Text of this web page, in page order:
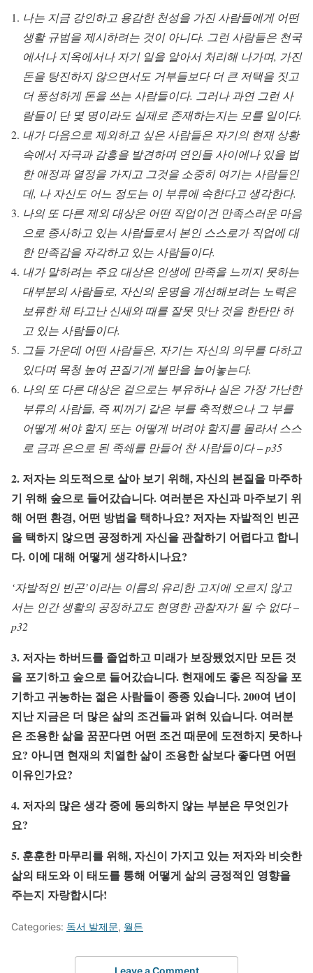
나는 지금 강인하고 용감한 천성을 가진 사람들에게 어떤
생활 규범을 제시하려는 것이 아니다. 그런 사람들은 천국
에서나 지옥에서나 자기 일을 알아서 처리해 나가며, 가진
돈을 탕진하지 않으면서도 거부들보다 더 큰 저택을 짓고
더 풍성하게 돈을 쓰는 사람들이다. 그러나 과연 그런 사
람들이 단 몇 명이라도 실제로 존재하는지는 모를 일이다.
내가 다음으로 제외하고 싶은 사람들은 자기의 현재 상황
속에서 자극과 감흥을 발견하며 연인들 사이에나 있을 법
한 애정과 열정을 가지고 그것을 소중히 여기는 사람들인
데, 나 자신도 어느 정도는 이 부류에 속한다고 생각한다.
나의 또 다른 제외 대상은 어떤 직업이건 만족스러운 마음
으로 종사하고 있는 사람들로서 본인 스스로가 직업에 대
한 만족감을 자각하고 있는 사람들이다.
내가 말하려는 주요 대상은 인생에 만족을 느끼지 못하는
대부분의 사람들로, 자신의 운명을 개선해보려는 노력은
보류한 채 타고난 신세와 때를 잘못 맛난 것을 한탄만 하
고 있는 사람들이다.
그들 가운데 어떤 사람들은, 자기는 자신의 의무를 다하고
있다며 목청 높여 끈질기게 불만을 늘어놓는다.
나의 또 다른 대상은 겉으로는 부유하나 실은 가장 가난한
부류의 사람들, 즉 찌꺼기 같은 부를 축적했으나 그 부를
어떻게 써야 할지 또는 어떻게 버려야 할지를 몰라서 스스
로 금과 은으로 된 족쇄를 만들어 찬 사람들이다 – p35
2. 저자는 의도적으로 살아 보기 위해, 자신의 본질을 마주하
기 위해 숲으로 들어갔습니다. 여러분은 자신과 마주보기 위
해 어떤 환경, 어떤 방법을 택하나요? 저자는 자발적인 빈곤
을 택하지 않으면 공정하게 자신을 관찰하기 어렵다고 합니
다. 이에 대해 어떻게 생각하시나요?
‘자발적인 빈곤’이라는 이름의 유리한 고지에 오르지 않고
서는 인간 생활의 공정하고도 현명한 관찰자가 될 수 없다–
p32
3. 저자는 하버드를 졸업하고 미래가 보장됐었지만 모든 것
을 포기하고 숲으로 들어갔습니다. 현재에도 좋은 직장을 포
기하고 귀농하는 젊은 사람들이 종종 있습니다. 200여 년이
지난 지금은 더 많은 삶의 조건들과 얽혀 있습니다. 여러분
은 조용한 삶을 꿈꾼다면 어떤 조건 때문에 도전하지 못하나
요? 아니면 현재의 치열한 삶이 조용한 삶보다 좋다면 어떤
이유인가요?
4. 저자의 많은생각 중에 동의하지 않는 부분은 무엇인가
요?
5. 훈훈한 마무리를 위해,자신이 가지고 있는 저자와 비슷한
삶의 태도와 이 태도를 통해 어떻게 삶의 긍정적인 영향을
주는지 자랑합시다!
Categories: 독서 발제문, 월든
Leave a Comment